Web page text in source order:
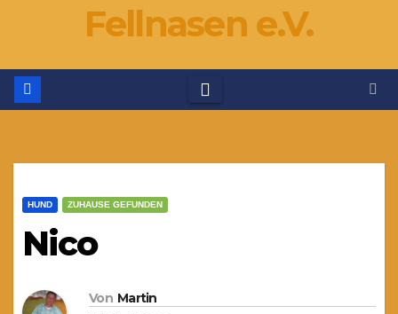
Fellnasen e.V.
HUND ZUHAUSE GEFUNDEN
Nico
Von Martin